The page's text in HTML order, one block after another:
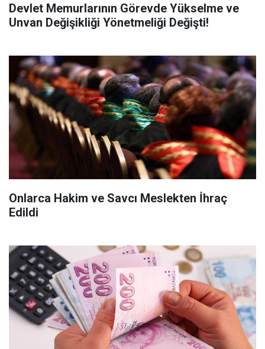
Devlet Memurlarının Görevde Yükselme ve
Unvan Değişikliği Yönetmeliği Değişti!
Onlarca Hakim ve Savcı Meslekten İhraç
Edildi